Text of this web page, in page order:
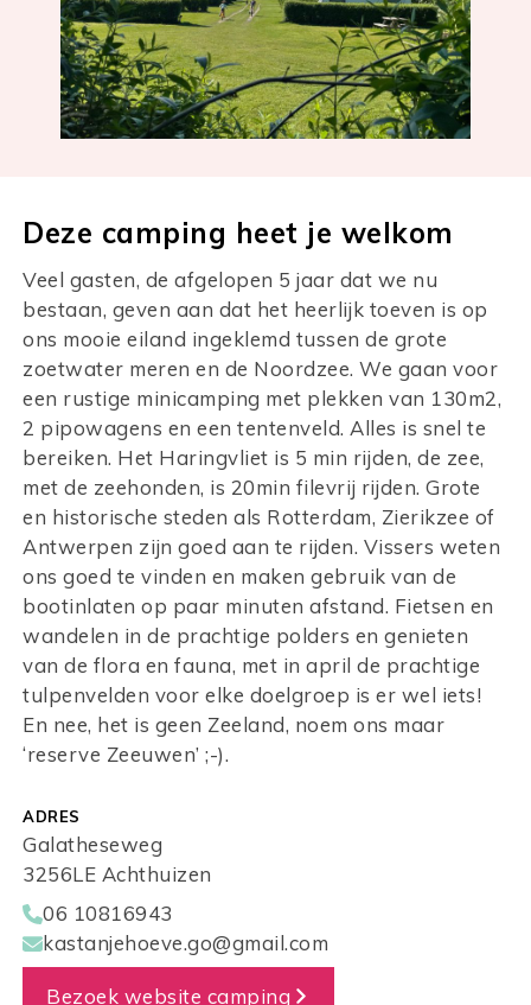
Deze camping heet je welkom
Veel gasten, de afgelopen 5 jaar dat we nu
bestaan, geven aan dat het heerlijk toeven is op
ons mooie eiland ingeklemd tussen de grote
zoetwater meren en de Noordzee. We gaan voor
een rustige minicamping met plekken van 130m2,
2 pipowagens en een tentenveld. Alles is snel te
bereiken. Het Haringvliet is 5 min rijden, de zee,
met de zeehonden, is 20min filevrij rijden. Grote
en historische steden als Rotterdam, Zierikzee of
Antwerpen zijn goed aan te rijden. Vissers weten
ons goed te vinden en maken gebruik van de
bootinlaten op paar minuten afstand. Fietsen en
wandelen in de prachtige polders en genieten
van de flora en fauna, met in april de prachtige
tulpenvelden voor elke doelgroep is er wel iets!
En nee, het is geen Zeeland, noem ons maar
‘reserve Zeeuwen’ ;-).
ADRES
Galatheseweg
3256LE Achthuizen
06 10816943
kastanjehoeve.go@gmail.com
Bezoek website camping